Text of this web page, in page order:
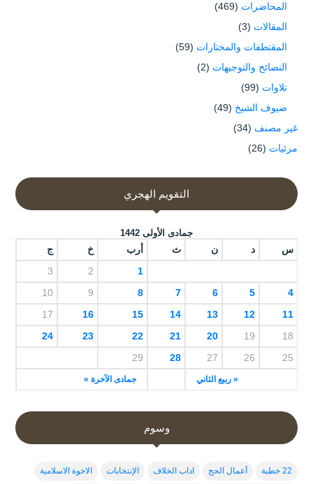
المحاضرات (469)
المقالات (3)
المقتطفات والمختارات (59)
النصائح والتوجيهات (2)
تلاوات (99)
ضيوف الشيخ (49)
غير مصنف (34)
مرئيات (26)
التقويم الهجري
جمادى الأولى 1442
س د ن ث أرب خ ج
« ربيع الثاني جمادى الآخرة »
1
2
3
4
5
6
7
8
9
10
11
12
13
14
15
16
17
18
19
20
21
22
23
24
25
26
27
28
29
وسوم
22 خطبة أعمال الحج اداب الخلاف الإنتخابات الاخوة الاسلامية